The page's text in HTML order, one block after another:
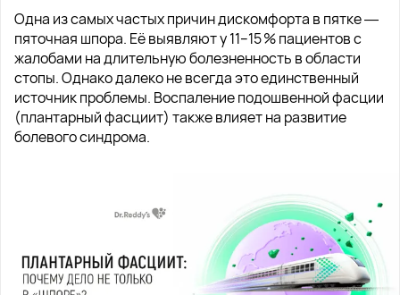
Одна из самых частых причин дискомфорта в пятке ―
пяточная шпора. Её выявляют у 11–15 % пациентов с
жалобами на длительную болезненность в области
стопы. Однако далеко не всегда это единственный
источник проблемы. Воспаление подошвенной фасции
(плантарный фасциит) также влияет на развитие
болевого синдрома.